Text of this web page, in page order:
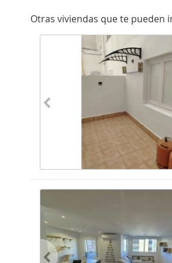
Otras viviendas que te pueden